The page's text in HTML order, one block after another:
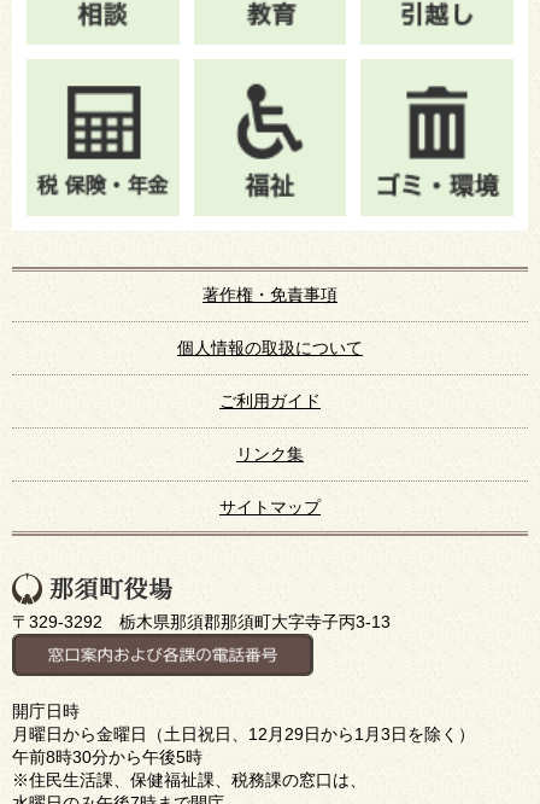
著作権・免責事項
個人情報の取扱について
ご利用ガイド
リンク集
サイトマップ
〒329-3292 栃木県那須郡那須町大字寺子丙3-13
開庁日時
月曜日から金曜日（土日祝日、12月29日から1月3日を除く）
午前8時30分から午後5時
※住民生活課、保健福祉課、税務課の窓口は、